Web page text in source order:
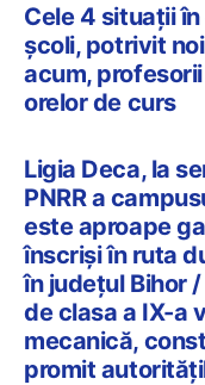
Cele 4 situații
școli, potrivit
acum,
orelor de curs
Ligia Deca, la
PNRR a
este aproape
înscriși în ruta
în județul Bihor
de clasa a IX-a
mecanică,
promit